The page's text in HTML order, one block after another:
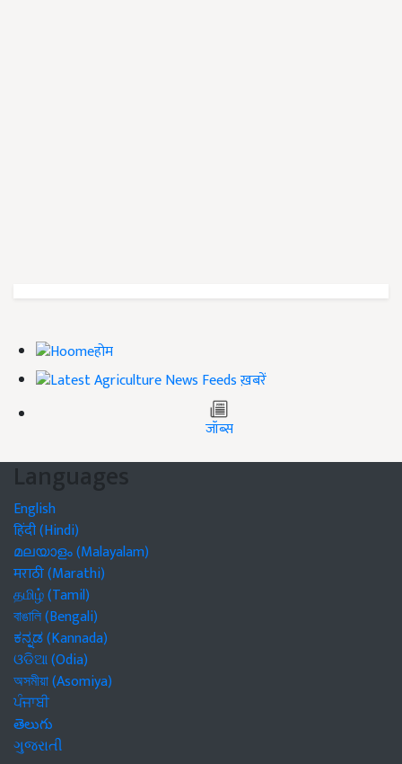
होम
ख़बरें
जॉब्स
Languages
English
हिंदी (Hindi)
മലയാളം (Malayalam)
मराठी (Marathi)
தமிழ் (Tamil)
বাঙালি (Bengali)
ಕನ್ನಡ (Kannada)
ଓଡିଆ (Odia)
অসমীয়া (Asomiya)
ਪੰਜਾਬੀ
తెలుగు
ગુજરાતી